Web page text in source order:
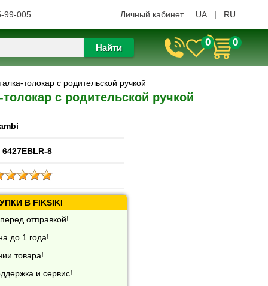
99-005 Личный кабинет UA | RU
Найти 0 0
толокар с родительской ручкой
с родительской ручкой
6427EBLR-8
В FIKSIKI
отправкой!
до 1 года!
товара!
и сервис!